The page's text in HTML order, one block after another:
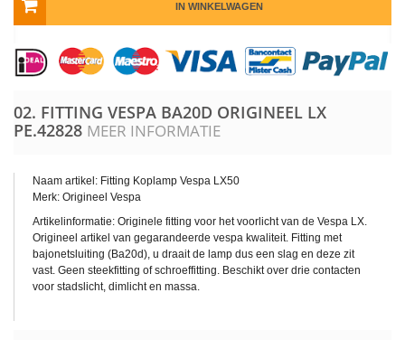
IN WINKELWAGEN
02. FITTING VESPA BA20D ORIGINEEL LX
PE.42828 MEER INFORMATIE
Naam artikel: Fitting Koplamp Vespa LX50
Merk: Origineel Vespa
Artikelinformatie: Originele fitting voor het voorlicht van de Vespa LX.
Origineel artikel van gegarandeerde vespa kwaliteit. Fitting met
bajonetsluiting (Ba20d), u draait de lamp dus een slag en deze zit
vast. Geen steekfitting of schroeffitting. Beschikt over drie contacten
voor stadslicht, dimlicht en massa.